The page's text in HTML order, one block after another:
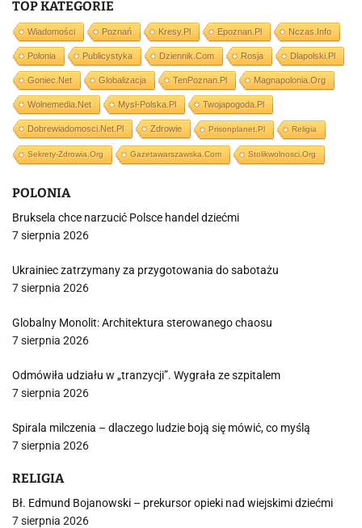
TOP KATEGORIE
Wiadomości Poznań Kresy.pl Epoznan.pl Nczas.info
Polonia Publicystyka Dziennik.com Rosja Dlapolski.pl
Goniec.net Globalizacja TenPoznan.pl Magnapolonia.org
Wolnemedia.net Mysl-Polska.pl Twojapogoda.pl
Dobrewiadomosci.net.pl Zdrowie Prisonplanet.pl Religia
Sekrety-Zdrowia.org Gazetawarszawska.com Stolikwolnosci.org
POLONIA
Bruksela chce narzucić Polsce handel dziećmi
7 sierpnia 2026
Ukrainiec zatrzymany za przygotowania do sabotażu
7 sierpnia 2026
Globalny Monolit: Architektura sterowanego chaosu
7 sierpnia 2026
Odmówiła udziału w „tranzycji”. Wygrała ze szpitalem
7 sierpnia 2026
Spirala milczenia – dlaczego ludzie boją się mówić, co myślą
7 sierpnia 2026
RELIGIA
Bł. Edmund Bojanowski – prekursor opieki nad wiejskimi dziećmi
7 sierpnia 2026